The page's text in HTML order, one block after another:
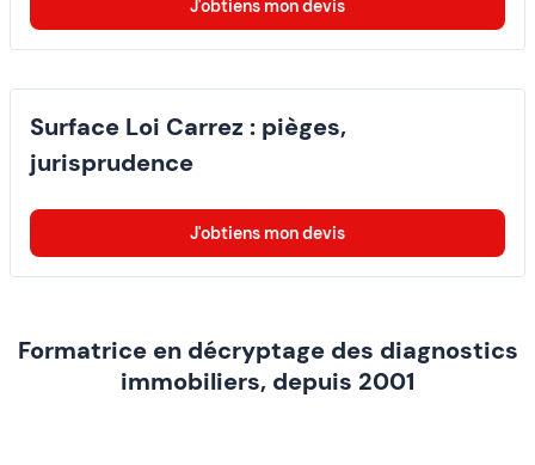
J'obtiens mon devis
Surface Loi Carrez : pièges,
jurisprudence
J'obtiens mon devis
Formatrice en décryptage des diagnostics
immobiliers, depuis 2001